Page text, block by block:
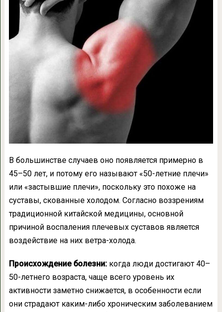
В большинстве случаев оно появляется примерно в
45–50 лет, и потому его называют «50-летние плечи»
или «застывшие плечи», поскольку это похоже на
суставы, скованные холодом. Согласно воззрениям
традиционной китайской медицины, основной
причиной воспаления плечевых суставов является
воздействие на них ветра-холода.
Происхождение болезни:когда люди достигают 40–
50-летнего возраста, чаще всего уровень их
активности заметно снижается, в особенности если
они страдают каким-либо хроническим заболеванием